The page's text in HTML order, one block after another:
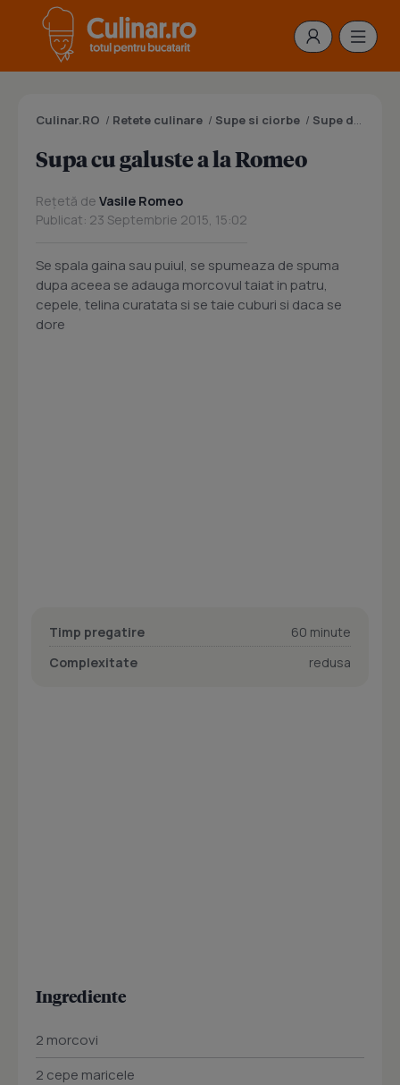
Culinar.RO / Retete culinare / Supe si ciorbe / Supe de carne
Supa cu galuste a la Romeo
Rețetă de Vasile Romeo
Publicat: 23 Septembrie 2015, 15:02
Se spala gaina sau puiul, se spumeaza de spuma
dupa aceea se adauga morcovul taiat in patru,
cepele, telina curatata si se taie cuburi si daca se
dore
Timp pregatire
60 minute
Complexitate
redusa
Ingrediente
2 morcovi
2 cepe maricele